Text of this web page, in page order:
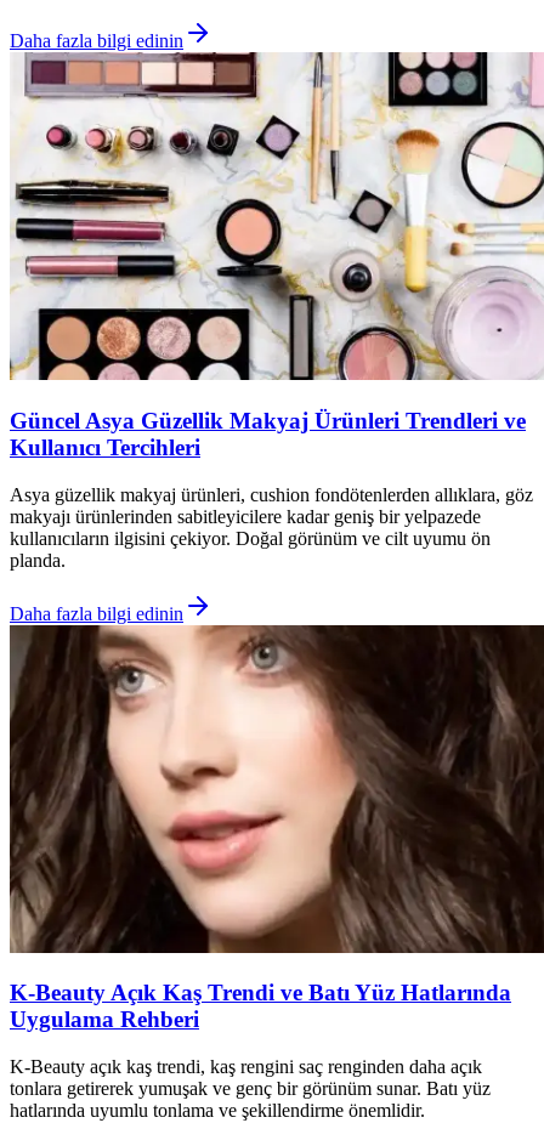
Daha fazla bilgi edinin
Güncel Asya Güzellik Makyaj Ürünleri Trendleri ve
Kullanıcı Tercihleri
Asya güzellik makyaj ürünleri, cushion fondötenlerden allıklara, göz
makyajı ürünlerinden sabitleyicilere kadar geniş bir yelpazede
kullanıcıların ilgisini çekiyor. Doğal görünüm ve cilt uyumu ön
planda.
Daha fazla bilgi edinin
K-Beauty Açık Kaş Trendi ve Batı Yüz Hatlarında
Uygulama Rehberi
K-Beauty açık kaş trendi, kaş rengini saç renginden daha açık
tonlara getirerek yumuşak ve genç bir görünüm sunar. Batı yüz
hatlarında uyumlu tonlama ve şekillendirme önemlidir.